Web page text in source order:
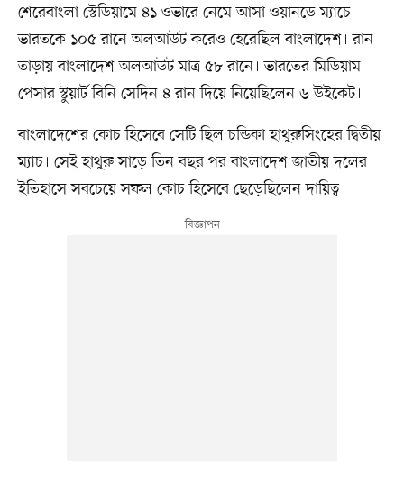
শেরেবাংলা স্টেডিয়ামে ৪১ ওভারে নেমে আসা ওয়ানডে ম্যাচে
ভারতকে ১০৫ রানে অলআউট করেও হেরেছিল বাংলাদেশ। রান
তাড়ায় বাংলাদেশ অলআউট মাত্র ৫৮ রানে। ভারতের মিডিয়াম
পেসার স্টুয়ার্ট বিনি সেদিন ৪ রান দিয়ে নিয়েছিলেন ৬ উইকেট।
বাংলাদেশের কোচ হিসেবে সেটি ছিল চন্ডিকা হাথুরুসিংহের দ্বিতীয়
ম্যাচ। সেই হাথুরু সাড়ে তিন বছর পর বাংলাদেশ জাতীয় দলের
ইতিহাসে সবচেয়ে সফল কোচ হিসেবে ছেড়েছিলেন দায়িত্ব।